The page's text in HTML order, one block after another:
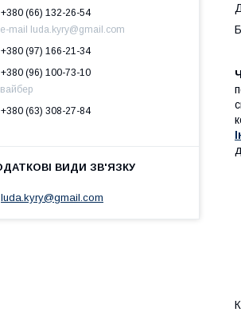
+380 (66) 132-26-54
e-mail luda.kyry@gmail.com
+380 (97) 166-21-34
+380 (96) 100-73-10
вайбер
+380 (63) 308-27-84
luda.kyry@gmail.com